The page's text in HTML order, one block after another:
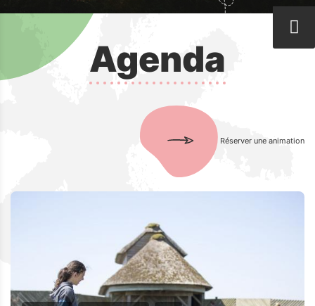
Agenda
Réserver une animation